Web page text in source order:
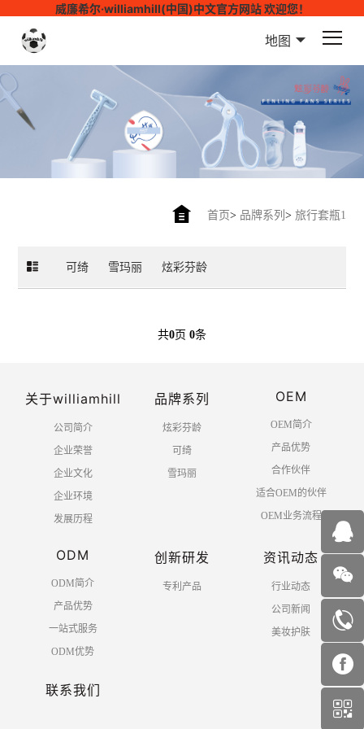
威廉希尔·williamhill(中国)中文官方网站 欢迎您！
地图
首页> 品牌系列 > 旅行套瓶1
可绮 雪玛丽 炫彩芬龄
共0页 0条
关于williamhill
公司简介
企业荣誉
企业文化
企业环境
发展历程
品牌系列
炫彩芬龄
可绮
雪玛丽
OEM
OEM简介
产品优势
合作伙伴
适合OEM的伙伴
OEM业务流程
ODM
ODM简介
产品优势
一站式服务
ODM优势
创新研发
专利产品
资讯动态
行业动态
公司新闻
美妆护肤
联系我们